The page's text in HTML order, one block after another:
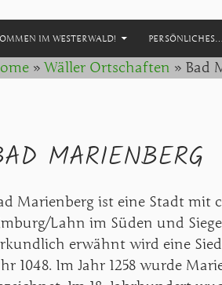
IM WESTERWALD!
PERSÖNLICHES…
» Wäller Ortschaften » Bad
MARIENBERG
Marienberg ist eine Stadt mit
Lahn im Süden und
erwähnt wird eine
1048. Im Jahr 1258 wurde